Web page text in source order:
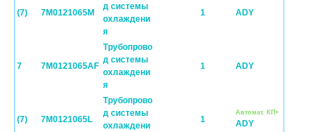
(7) 7M0121065M
д системы
охлаждени
я
1 ADY
7 7M0121065AF
Трубопрово
д системы
охлаждени
я
1 ADY
(7) 7M0121065L
Трубопрово
д системы
охлаждени
1
Автомат. КП+
ADY